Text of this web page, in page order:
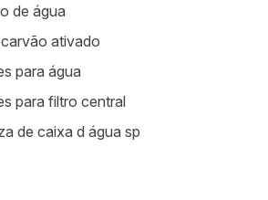
de água
ativado
para água
para filtro central
de caixa d água sp